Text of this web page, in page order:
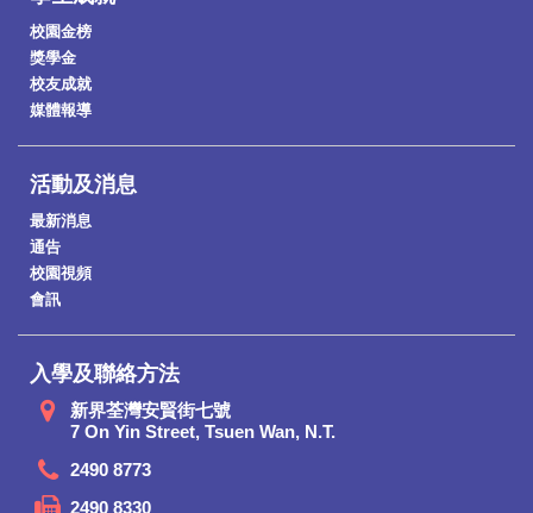
校園金榜
獎學金
校友成就
媒體報導
活動及消息
最新消息
通告
校園視頻
會訊
入學及聯絡方法
新界荃灣安賢街七號
7 On Yin Street, Tsuen Wan, N.T.
2490 8773
2490 8330